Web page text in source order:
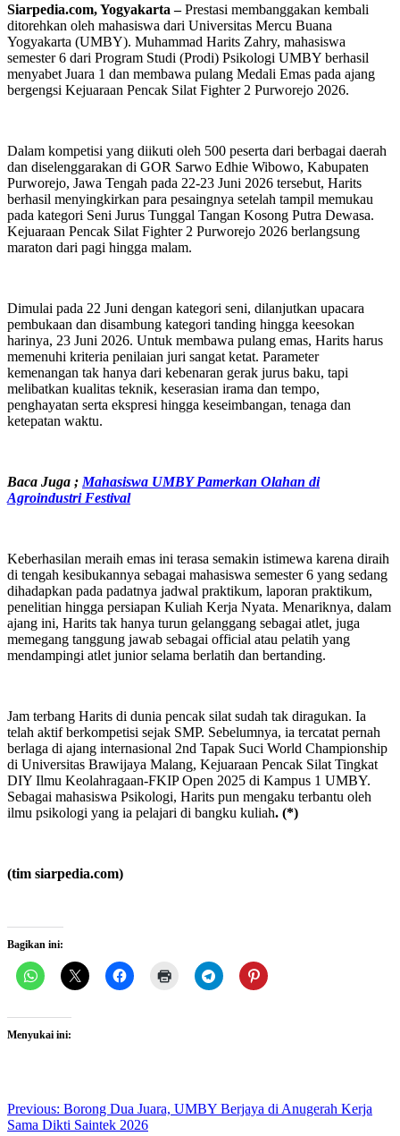
Siarpedia.com,Yogyakarta –Prestasi membanggakan kembali
ditorehkan oleh mahasiswa dari Universitas Mercu Buana
Yogyakarta (UMBY). Muhammad Harits Zahry, mahasiswa
semester 6 dari Program Studi (Prodi) Psikologi UMBY berhasil
menyabet Juara 1 dan membawa pulang Medali Emas pada ajang
bergengsi Kejuaraan Pencak Silat Fighter 2 Purworejo 2026.
Dalam kompetisi yang diikuti oleh 500 peserta dari berbagai daerah
dan diselenggarakan di GOR Sarwo Edhie Wibowo, Kabupaten
Purworejo, Jawa Tengah pada 22-23 Juni 2026 tersebut, Harits
berhasil menyingkirkan para pesaingnya setelah tampil memukau
pada kategori Seni Jurus Tunggal Tangan Kosong Putra Dewasa.
Kejuaraan Pencak Silat Fighter 2 Purworejo 2026 berlangsung
maraton dari pagi hingga malam.
Dimulai pada 22 Juni dengan kategori seni, dilanjutkan upacara
pembukaan dan disambung kategori tanding hingga keesokan
harinya, 23 Juni 2026. Untuk membawa pulang emas, Harits harus
memenuhi kriteria penilaian juri sangat ketat. Parameter
kemenangan tak hanya dari kebenaran gerak jurus baku, tapi
melibatkan kualitas teknik, keserasian irama dan tempo,
penghayatan serta ekspresi hingga keseimbangan, tenaga dan
ketepatan waktu.
Baca Juga ; Mahasiswa UMBY Pamerkan Olahan di
Agroindustri Festival
Keberhasilan meraih emas ini terasa semakin istimewa karena diraih
di tengah kesibukannya sebagai mahasiswa semester 6 yang sedang
dihadapkan pada padatnya jadwal praktikum, laporan praktikum,
penelitian hingga persiapan Kuliah Kerja Nyata. Menariknya, dalam
ajang ini, Harits tak hanya turun gelanggang sebagai atlet, juga
memegang tanggung jawab sebagai official atau pelatih yang
mendampingi atlet junior selama berlatih dan bertanding.
Jam terbang Harits di dunia pencak silat sudah tak diragukan. Ia
telah aktif berkompetisi sejak SMP. Sebelumnya, ia tercatat pernah
berlaga di ajang internasional 2nd Tapak Suci World Championship
di Universitas Brawijaya Malang, Kejuaraan Pencak Silat Tingkat
DIY Ilmu Keolahragaan-FKIP Open 2025 di Kampus 1 UMBY.
Sebagai mahasiswa Psikologi, Harits pun mengaku terbantu oleh
ilmu psikologi yang ia pelajari di bangku kuliah. (*)
(tim siarpedia.com)
Bagikan ini:
Menyukai ini:
Post
Previous: Borong Dua Juara, UMBY Berjaya di Anugerah Kerja
Sama Dikti Saintek 2026